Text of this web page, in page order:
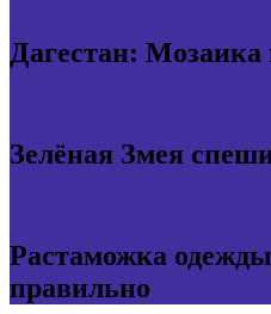
Дагестан: Мозаика
Зелёная Змея
Растаможка одежды
правильно